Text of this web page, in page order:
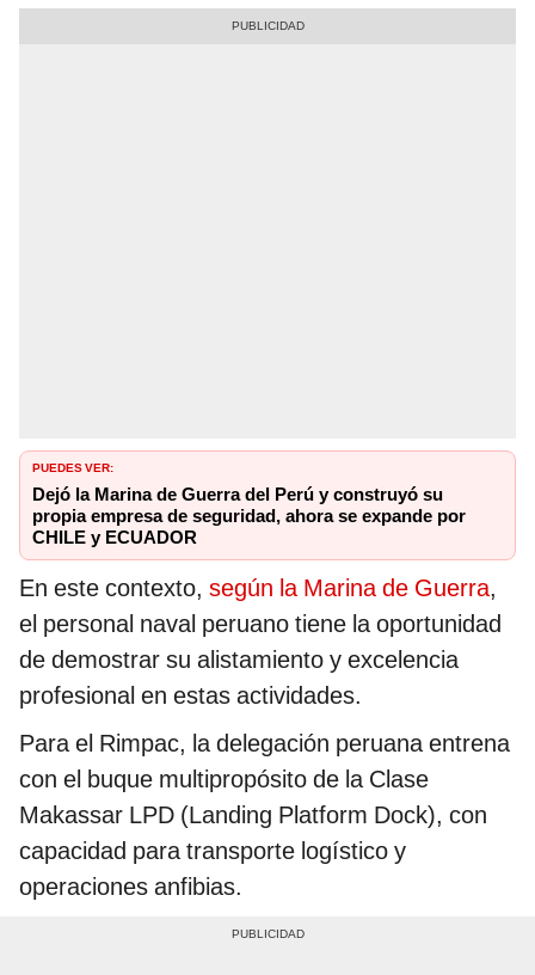
PUEDES VER:
Dejó la Marina de Guerra del Perú y construyó su
propia empresa de seguridad, ahora se expande por
CHILE y ECUADOR
En este contexto, según la Marina de Guerra,
el personal naval peruano tiene la oportunidad
de demostrar su alistamiento y excelencia
profesional en estas actividades.
Para el Rimpac, la delegación peruana entrena
con el buque multipropósito de la Clase
Makassar LPD (Landing Platform Dock), con
capacidad para transporte logístico y
operaciones anfibias.